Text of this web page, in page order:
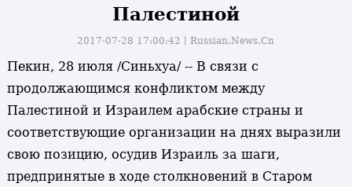
Палестиной
2017-07-28 17:00:42丨Russian.News.Cn
Пекин, 28 июля /Синьхуа/ -- В связи с
продолжающимся конфликтом между
Палестиной и Израилем арабские страны и
соответствующие организации на днях выразили
свою позицию, осудив Израиль за шаги,
предпринятые в ходе столкновений в Старом